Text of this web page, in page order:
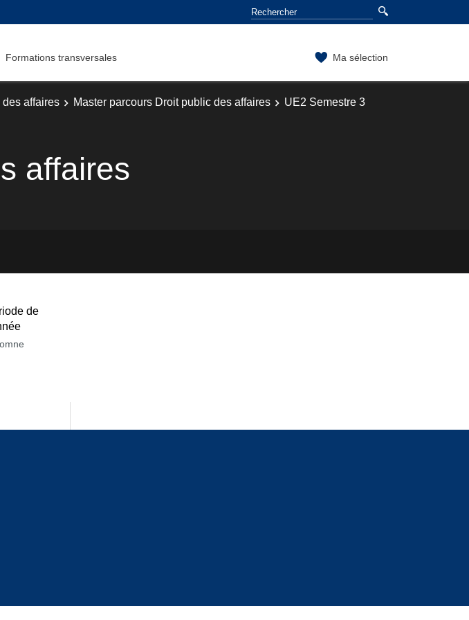
Formations transversales Ma sélection
des affaires Master parcours Droit public des affaires
UE2 Semestre 3
affaires
de